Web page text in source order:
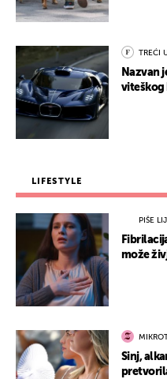
TREĆI
Nazvan
viteškog
LIFESTYLE
PIŠE
može
Sinj,